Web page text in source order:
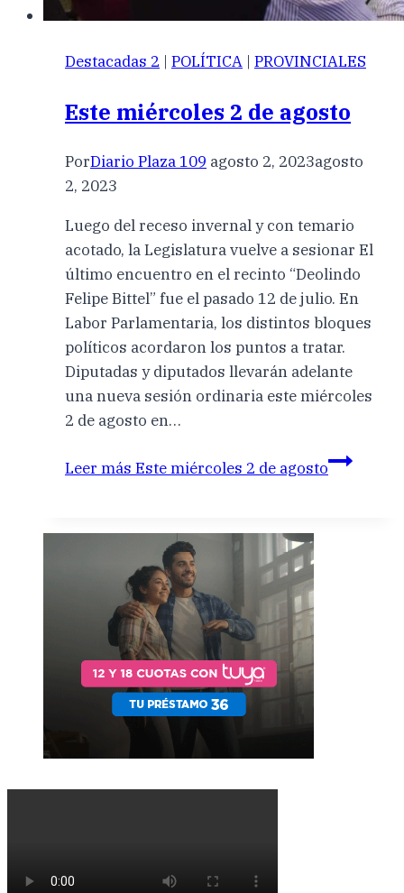
Destacadas 2 | POLÍTICA | PROVINCIALES
Este miércoles 2 de agosto
PorDiario Plaza 109 agosto 2, 2023agosto
2, 2023
Luego del receso invernal y con temario
acotado, la Legislatura vuelve a sesionar El
último encuentro en el recinto “Deolindo
Felipe Bittel” fue el pasado 12 de julio. En
Labor Parlamentaria, los distintos bloques
políticos acordaron los puntos a tratar.
Diputadas y diputados llevarán adelante
una nueva sesión ordinaria este miércoles
2 de agosto en…
Leer más Este miércoles 2 de agosto